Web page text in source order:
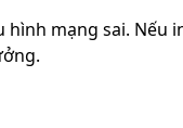
mạng sai. Nếu